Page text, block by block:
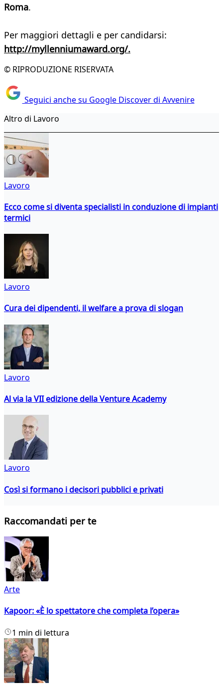
Roma.
Per maggiori dettagli e per candidarsi:
http://myllenniumaward.org/.
© RIPRODUZIONE RISERVATA
Seguici anche su Google Discover di Avvenire
Altro di Lavoro
Lavoro
Ecco come si diventa specialisti in conduzione di impianti
termici
Lavoro
Cura dei dipendenti, il welfare a prova di slogan
Lavoro
Al via la VII edizione della Venture Academy
Lavoro
Così si formano i decisori pubblici e privati
Raccomandati per te
Arte
Kapoor: «È lo spettatore che completa l’opera»
1 min di lettura